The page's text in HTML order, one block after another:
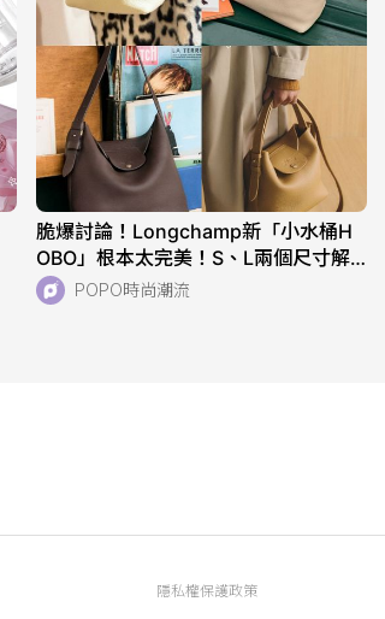
脆爆討論！Longchamp新「小水桶H
OBO」根本太完美！S、L兩個尺寸解
析！快衝店上試揹！
POPO時尚潮流
隱私權保護政策